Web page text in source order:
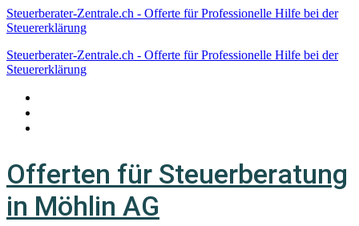
Steuerberater-Zentrale.ch - Offerte für Professionelle Hilfe bei der
Steuererklärung
Steuerberater-Zentrale.ch - Offerte für Professionelle Hilfe bei der
Steuererklärung
Offerten für Steuerberatung
in Möhlin AG